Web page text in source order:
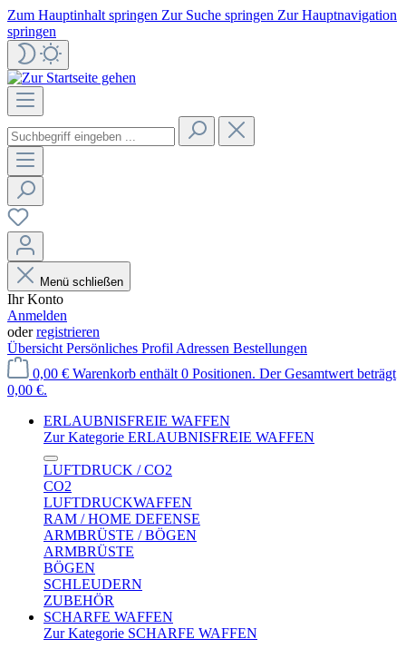
Zum Hauptinhalt springen Zur Suche springen Zur Hauptnavigation
springen
Menü schließen
Ihr Konto
Anmelden
oderregistrieren
Übersicht Persönliches Profil Adressen Bestellungen
0,00 € Warenkorb enthält 0 Positionen. Der Gesamtwert beträgt
0,00 €.
ERLAUBNISFREIE WAFFEN
Zur Kategorie ERLAUBNISFREIE WAFFEN
LUFTDRUCK / CO2
CO2
LUFTDRUCKWAFFEN
RAM / HOME DEFENSE
ARMBRÜSTE / BÖGEN
ARMBRÜSTE
BÖGEN
SCHLEUDERN
ZUBEHÖR
SCHARFE WAFFEN
Zur Kategorie SCHARFE WAFFEN